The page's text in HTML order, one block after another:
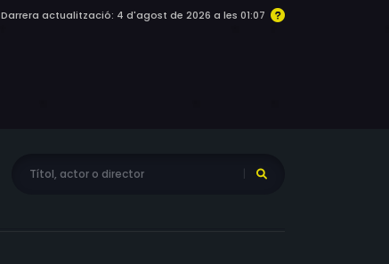
Darrera actualització: 4 d'agost de 2026 a les 01:07